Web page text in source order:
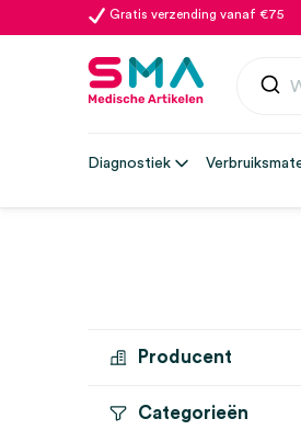
Gratis verzending vanaf €75
Diagnostiek
Producent
LOHMANN (1)
Categorieën